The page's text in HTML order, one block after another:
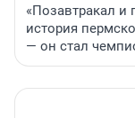
«Позавтракал и
история
— он стал